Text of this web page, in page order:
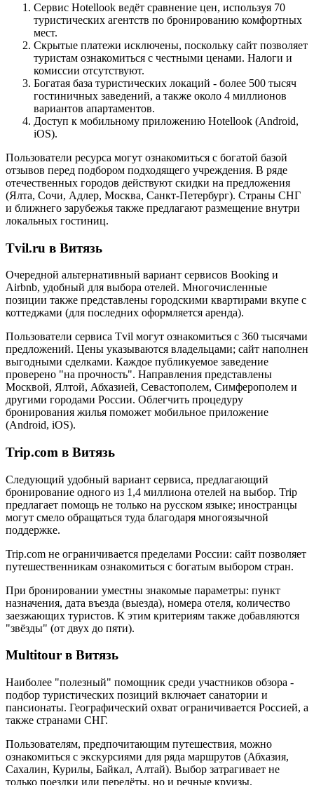
Сервис Hotellook ведёт сравнение цен, используя 70
туристических агентств по бронированию комфортных
мест.
Скрытые платежи исключены, поскольку сайт позволяет
туристам ознакомиться с честными ценами. Налоги и
комиссии отсутствуют.
Богатая база туристических локаций - более 500 тысяч
гостиничных заведений, а также около 4 миллионов
вариантов апартаментов.
Доступ к мобильному приложению Hotellook (Android,
iOS).
Пользователи ресурса могут ознакомиться с богатой базой
отзывов перед подбором подходящего учреждения. В ряде
отечественных городов действуют скидки на предложения
(Ялта, Сочи, Адлер, Москва, Санкт-Петербург). Страны СНГ
и ближнего зарубежья также предлагают размещение внутри
локальных гостиниц.
Tvil.ru в Витязь
Очередной альтернативный вариант сервисов Booking и
Airbnb, удобный для выбора отелей. Многочисленные
позиции также представлены городскими квартирами вкупе с
коттеджами (для последних оформляется аренда).
Пользователи сервиса Tvil могут ознакомиться с 360 тысячами
предложений. Цены указываются владельцами; сайт наполнен
выгодными сделками. Каждое публикуемое заведение
проверено "на прочность". Направления представлены
Москвой, Ялтой, Абхазией, Севастополем, Симферополем и
другими городами России. Облегчить процедуру
бронирования жилья поможет мобильное приложение
(Android, iOS).
Trip.com в Витязь
Следующий удобный вариант сервиса, предлагающий
бронирование одного из 1,4 миллиона отелей на выбор. Trip
предлагает помощь не только на русском языке; иностранцы
могут смело обращаться туда благодаря многоязычной
поддержке.
Trip.com не ограничивается пределами России: сайт позволяет
путешественникам ознакомиться с богатым выбором стран.
При бронировании уместны знакомые параметры: пункт
назначения, дата въезда (выезда), номера отеля, количество
заезжающих туристов. К этим критериям также добавляются
"звёзды" (от двух до пяти).
Multitour в Витязь
Наиболее "полезный" помощник среди участников обзора -
подбор туристических позиций включает санатории и
пансионаты. Географический охват ограничивается Россией, а
также странами СНГ.
Пользователям, предпочитающим путешествия, можно
ознакомиться с экскурсиями для ряда маршрутов (Абхазия,
Сахалин, Курилы, Байкал, Алтай). Выбор затрагивает не
только поездки или перелёты, но и речные круизы.